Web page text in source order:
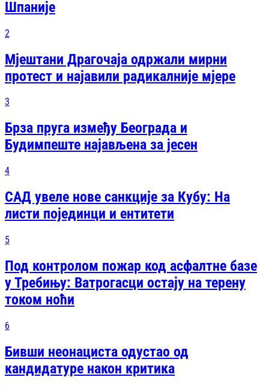
Шпаније
2
Мјештани Драгочаја одржали мирни
протест и најавили радикалније мјере
3
Брза пруга између Београда и
Будимпеште најављена за јесен
4
САД увеле нове санкције за Кубу: На
листи појединци и ентитети
5
Под контролом пожар код асфалтне базе
у Требињу: Ватрогасци остају на терену
током ноћи
6
Бивши неонациста одустао од
кандидатуре након критика